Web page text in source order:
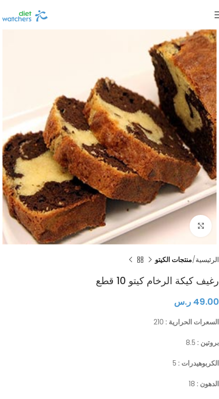
Click to enlarge
الرئيسية منتجات الكيتو
رغيف كيكة الرخام كيتو 10 قطع
49.00 ر.س
السعرات الحرارية : 210
بروتين : 8.5
الكربوهيدرات : 5
الدهون : 18